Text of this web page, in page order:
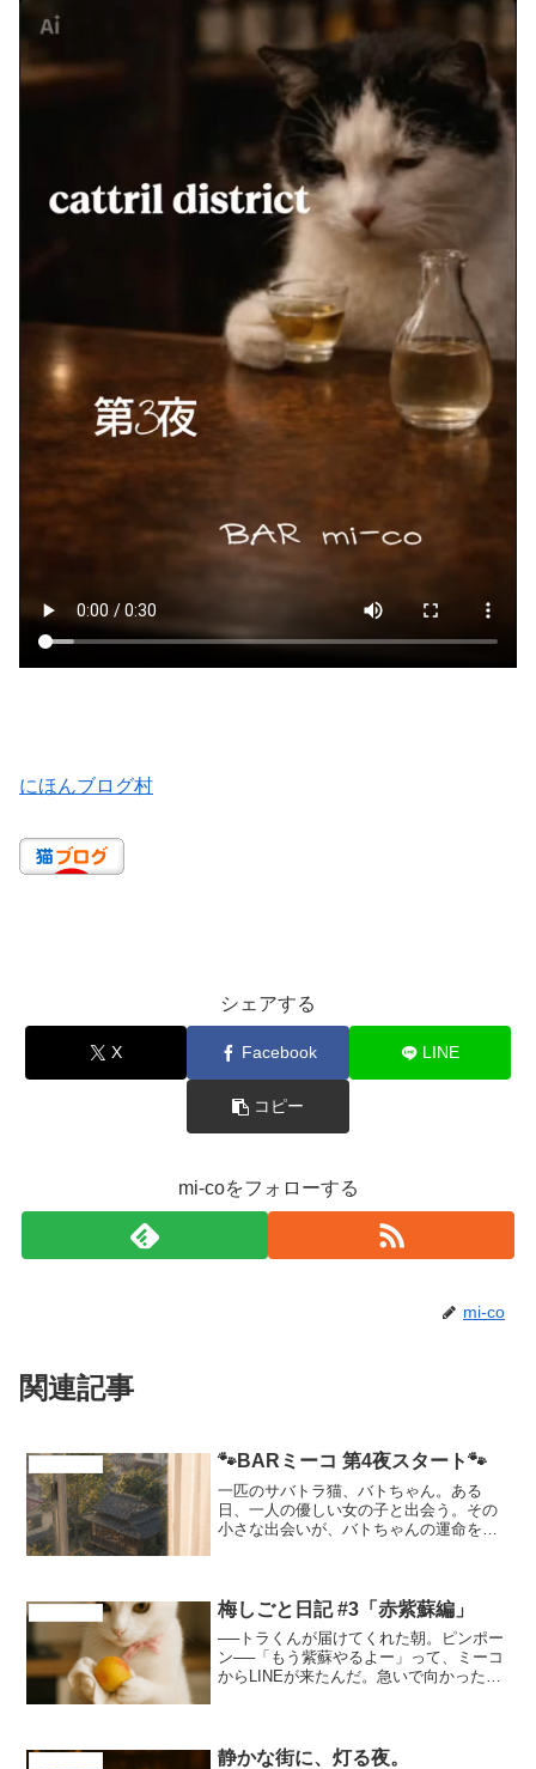
にほんブログ村
シェアする
X Facebook LINE
コピー
mi-coをフォローする
mi-co
関連記事
🐾BARミーコ 第4夜スタート🐾
一匹のサバトラ猫、バトちゃん。ある
日、一人の優しい女の子と出会う。その
小さな出会いが、バトちゃんの運命を少
梅しごと日記 #3「赤紫蘇編」
──トラくんが届けてくれた朝。ピンポー
ン──「もう紫蘇やるよー」って、ミーコ
からLINEが来たんだ。急いで向かったミ
トラくん、こと...
静かな街に、灯る夜。